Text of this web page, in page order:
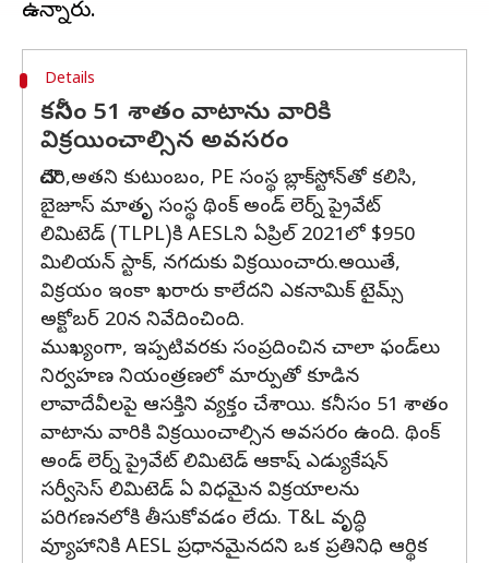
Details
కనీసం 51 శాతం వాటాను వారికి
విక్రయించాల్సిన అవసరం
చౌదరి,అతని కుటుంబం, PE సంస్థ బ్లాక్‌స్టోన్‌తో కలిసి,
బైజూస్ మాతృ సంస్థ థింక్ అండ్ లెర్న్ ప్రైవేట్
లిమిటెడ్ (TLPL)కి AESLని ఏప్రిల్ 2021లో $950
మిలియన్ స్టాక్, నగదుకు విక్రయించారు.అయితే,
విక్రయం ఇంకా ఖరారు కాలేదని ఎకనామిక్ టైమ్స్
అక్టోబర్ 20న నివేదించింది.
ముఖ్యంగా, ఇప్పటివరకు సంప్రదించిన చాలా ఫండ్‌లు
నిర్వహణ నియంత్రణలో మార్పుతో కూడిన
లావాదేవీలపై ఆసక్తిని వ్యక్తం చేశాయి. కనీసం 51 శాతం
వాటాను వారికి విక్రయించాల్సిన అవసరం ఉంది. థింక్
అండ్ లెర్న్ ప్రైవేట్ లిమిటెడ్ ఆకాష్ ఎడ్యుకేషన్
సర్వీసెస్ లిమిటెడ్ ఏ విధమైన విక్రయాలను
పరిగణనలోకి తీసుకోవడం లేదు. T&L వృద్ధి
వ్యూహానికి AESL ప్రధానమైనదని ఒక ప్రతినిధి ఆర్థిక